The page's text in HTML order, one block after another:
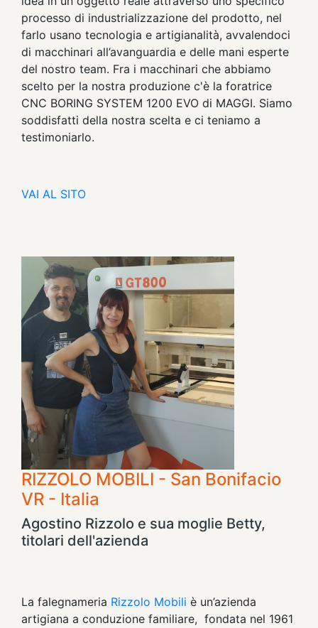
processo di industrializzazione del prodotto, nel
farlo usano tecnologia e artigianalità, avvalendoci
di macchinari all’avanguardia e delle mani esperte
del nostro team. Fra i macchinari che abbiamo
scelto per la nostra produzione c'è la foratrice
CNC BORING SYSTEM 1200 EVO di MAGGI. Siamo
soddisfatti della nostra scelta e ci teniamo a
testimoniarlo.
VAI AL SITO
RIZZOLO MOBILI - San Bonifacio
VR - Italia
Agostino Rizzolo e sua moglie Betty,
titolari dell'azienda
La falegnameria Rizzolo Mobili è un’azienda
artigiana a conduzione familiare, fondata nel 1961